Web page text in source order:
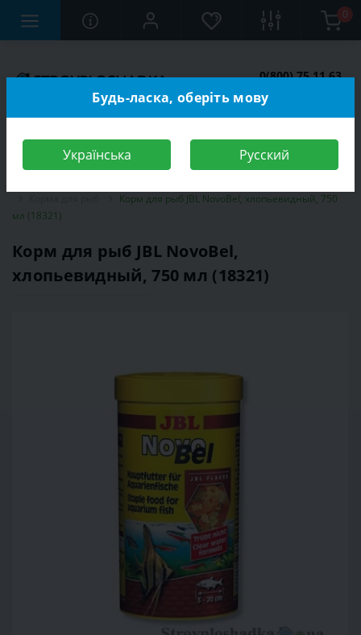
0
0(800) 75 11 63
Корм для рыб JBL NovoBel, хлопьевидный, 750
мл (18321)
Корм для рыб JBL NovoBel,
хлопьевидный, 750 мл (18321)
Будь-ласка, оберіть мову
Українська Русский